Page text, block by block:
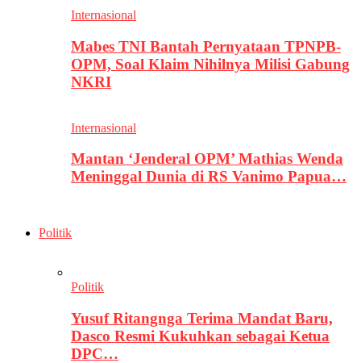
Internasional
Mabes TNI Bantah Pernyataan TPNPB-
OPM, Soal Klaim Nihilnya Milisi Gabung
NKRI
Internasional
Mantan ‘Jenderal OPM’ Mathias Wenda
Meninggal Dunia di RS Vanimo Papua…
Politik
Politik
Yusuf Ritangnga Terima Mandat Baru,
Dasco Resmi Kukuhkan sebagai Ketua
DPC…